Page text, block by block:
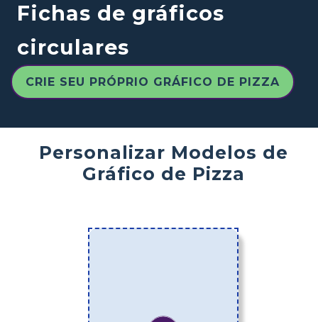
Fichas de gráficos
circulares
CRIE SEU PRÓPRIO GRÁFICO DE PIZZA
Personalizar Modelos de
Gráfico de Pizza